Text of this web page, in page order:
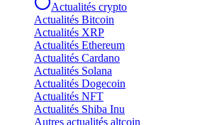
Actualités crypto
Actualités Bitcoin
Actualités XRP
Actualités Ethereum
Actualités Cardano
Actualités Solana
Actualités Dogecoin
Actualités NFT
Actualités Shiba Inu
Autres actualités altcoin